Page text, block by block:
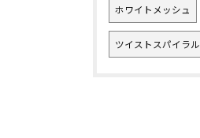
ホワイトメッシュ
ツイストスパイラル